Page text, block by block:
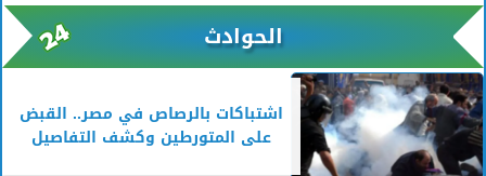
الحوادث
اشتباكات بالرصاص في مصر.. القبض
على المتورطين وكشف التفاصيل